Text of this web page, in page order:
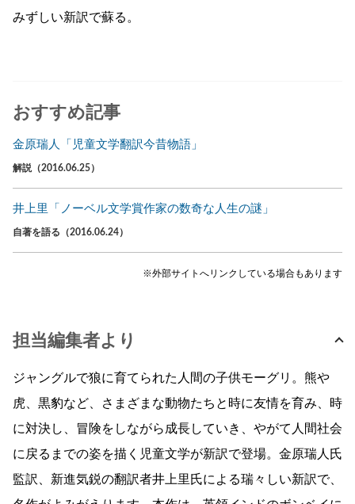
みずしい新訳で蘇る。
おすすめ記事
金原瑞人「児童文学翻訳今昔物語」
解説（2016.06.25）
井上里「ノーベル文学賞作家の数奇な人生の謎」
自著を語る（2016.06.24）
※外部サイトへリンクしている場合もあります
担当編集者より
ジャングルで狼に育てられた人間の子供モーグリ。熊や
虎、黒豹など、さまざまな動物たちと時に友情を育み、時
に対決し、冒険をしながら成長していき、やがて人間社会
に戻るまでの姿を描く児童文学が新訳で登場。金原瑞人氏
監訳、新進気鋭の翻訳者井上里氏による瑞々しい新訳で、